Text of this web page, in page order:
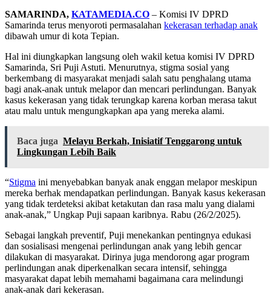
SAMARINDA, KATAMEDIA.CO – Komisi IV DPRD
Samarinda terus menyoroti permasalahan kekerasan terhadap anak
dibawah umur di kota Tepian.
Hal ini diungkapkan langsung oleh wakil ketua komisi IV DPRD
Samarinda, Sri Puji Astuti. Menurutnya, stigma sosial yang
berkembang di masyarakat menjadi salah satu penghalang utama
bagi anak-anak untuk melapor dan mencari perlindungan. Banyak
kasus kekerasan yang tidak terungkap karena korban merasa takut
atau malu untuk mengungkapkan apa yang mereka alami.
Baca juga Melayu Berkah, Inisiatif Tenggarong untuk
Lingkungan Lebih Baik
“Stigma ini menyebabkan banyak anak enggan melapor meskipun
mereka berhak mendapatkan perlindungan. Banyak kasus kekerasan
yang tidak terdeteksi akibat ketakutan dan rasa malu yang dialami
anak-anak,” Ungkap Puji sapaan karibnya. Rabu (26/2/2025).
Sebagai langkah preventif, Puji menekankan pentingnya edukasi
dan sosialisasi mengenai perlindungan anak yang lebih gencar
dilakukan di masyarakat. Dirinya juga mendorong agar program
perlindungan anak diperkenalkan secara intensif, sehingga
masyarakat dapat lebih memahami bagaimana cara melindungi
anak-anak dari kekerasan.